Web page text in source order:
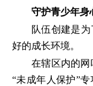
守护青少年身
队伍创建是
好的成长环境。
在辖区内的
“未成年人保护”